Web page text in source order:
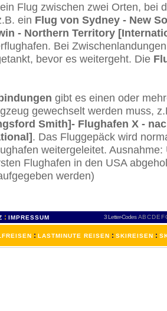
Flug zwischen zwei Orten, bei
ein Flug von Sydney - New
- Northern Territory
Bei
bevor es weitergeht. Die
gibt es einen oder
gewechselt werden muss,
Smith]- Flughafen X -
. Das Fluggepäck wird
weitergeleitet.
Flughafen in den USA
werden)
: IMPRESSUM 3 Letter-Codes ABCDEF
: LASTMINUTE REISEN : SKIREISEN :